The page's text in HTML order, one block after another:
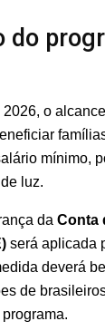
do
o
mínimo,
luz.
da Conta
será aplicada
deverá
de